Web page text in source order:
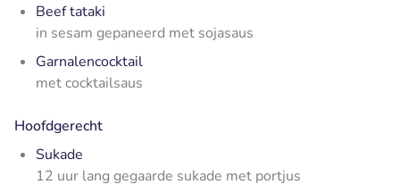
Beef tataki
in sesam gepaneerd met sojasaus
Garnalencocktail
met cocktailsaus
Hoofdgerecht
Sukade
12 uur lang gegaarde sukade met portjus